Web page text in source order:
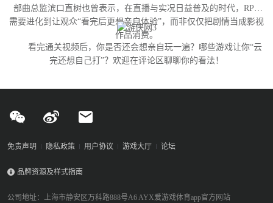
部曲总监滨口直树也曾表示，在直播与实况日益普及的时代，RPG
需要进化到让观众“看完后更想亲自体验”，而非仅仅把剧情当成影视
作品消费。
看完通关视频后，你是否还会想亲自玩一遍？哪些游戏让你“云
完还想自己打”？欢迎在评论区聊聊你的看法！
免责声明 隐私政策 用户协议 游戏大厅 论坛
品牌资源及样式指南
公司地址：上海市静安区万科路888号A6 AYX爱游戏体育app官方网站